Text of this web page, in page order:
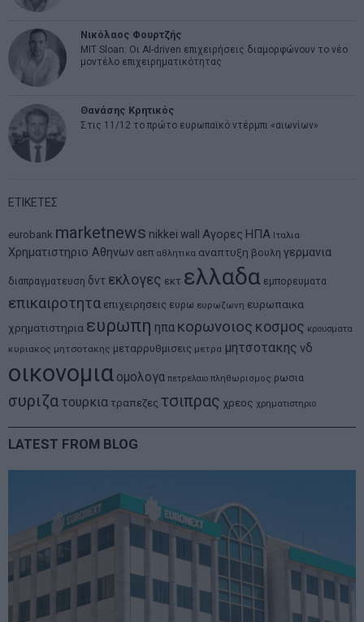
Νικόλαος Φουρτζής
MIT Sloan: Οι AI-driven επιχειρήσεις διαμορφώνουν το νέο
μοντέλο επιχειρηματικότητας
Θανάσης Κρητικός
Στις 11/12 το πρώτο ευρωπαϊκό ντέρμπι «αιωνίων»
ΕΤΙΚΕΤΕΣ
eurobank marketnews nikkei wall Αγορες ΗΠΑ Ιταλια
Χρηματιστηριο Αθηνων αεπ αθλητικα αναπτυξη βουλη γερμανια
διαπραγματευση δντ εκλογες εκτ ελλαδα εμπορευματα
επικαιροτητα επιχειρησεις ευρω ευρωζωνη ευρωπαικα
χρηματιστηρια ευρωπη ηπα κορωνοιος κοσμος κρουσματα
κυριακος μητσοτακης μεταρρυθμισεις μετρα μητσοτακης νδ
οικονομια ομολογα πετρελαιο πληθωρισμος ρωσια
συριζα τουρκια τραπεζες τσιπρας χρεος χρηματιστηριο
LATEST FROM BLOG